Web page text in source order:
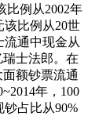
比例从2002年
该比例从20世
流通中现金从
瑞士法郎。在
额钞票流通
年，100
钞占比从90%